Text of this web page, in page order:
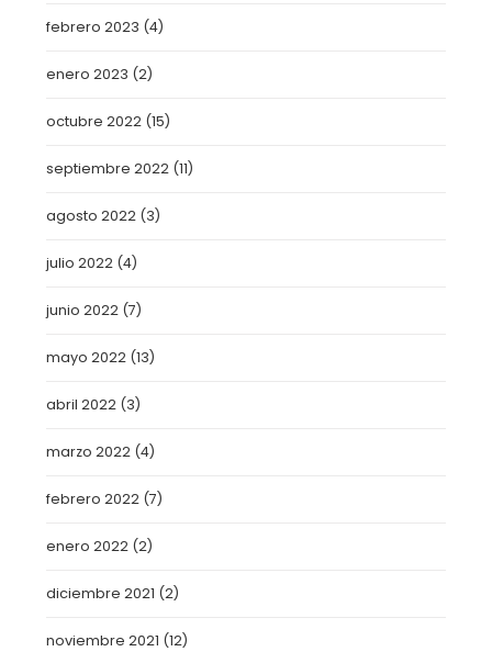
febrero 2023 (4)
enero 2023 (2)
octubre 2022 (15)
septiembre 2022 (11)
agosto 2022 (3)
julio 2022 (4)
junio 2022 (7)
mayo 2022 (13)
abril 2022 (3)
marzo 2022 (4)
febrero 2022 (7)
enero 2022 (2)
diciembre 2021 (2)
noviembre 2021 (12)